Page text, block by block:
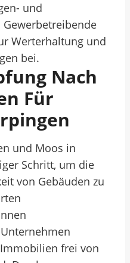
und
Werterhaltung und
bei.
Nach
Für
und Moos in
Schritt, um die
von Gebäuden zu
frei von